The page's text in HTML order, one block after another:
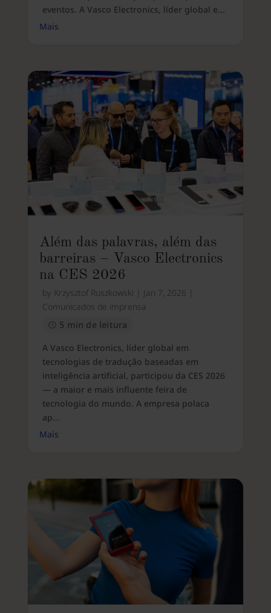
eventos. A Vasco Electronics, líder global e...
Mais
Além das palavras, além das
barreiras – Vasco Electronics
na CES 2026
by Krzysztof Ruszkowski Jan 7, 2026
Comunicados de imprensa
5 min de leitura
A Vasco Electronics, líder global em
tecnologias de tradução baseadas em
inteligência artificial, participou da CES 2026
— a maior e mais influente feira de
tecnologia do mundo. A empresa polaca
ap...
Mais